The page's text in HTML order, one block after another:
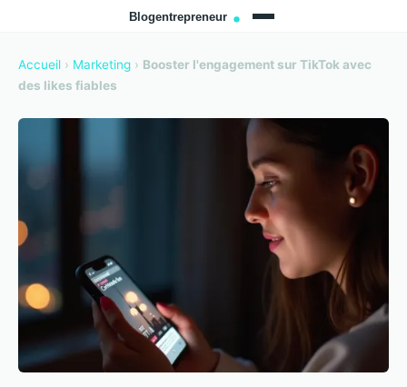
Accueil › Marketing › Booster l'engagement sur TikTok avec
des likes fiables